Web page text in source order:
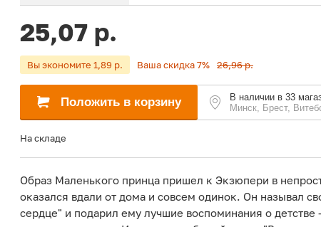
25,07 р.
Вы экономите 1,89 р. Ваша скидка 7% 26,96 р.
Положить в корзину
В наличии в 33
Минск, Брест,
На складе
Образ Маленького принца пришел к Экзюпери в
оказался вдали от дома и совсем одинок. Он называл
сердце" и подарил ему лучшие воспоминания о